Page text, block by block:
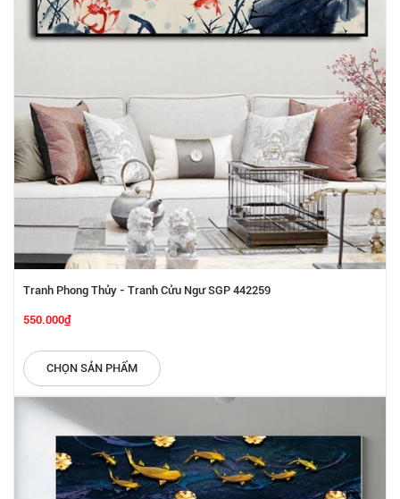
Tranh Phong Thủy - Tranh Cửu Ngư SGP 442259
550.000₫
CHỌN SẢN PHẨM